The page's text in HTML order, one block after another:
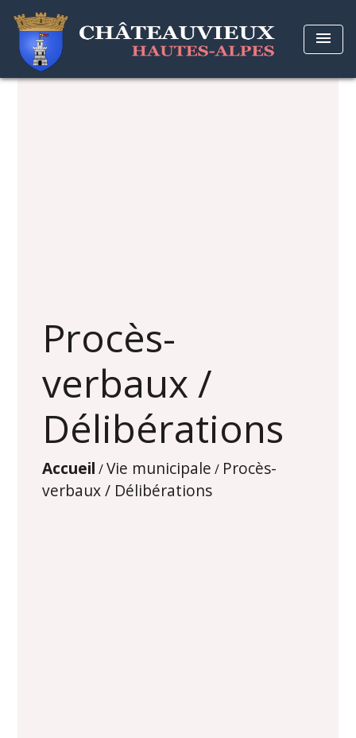
menu
Procès-
verbaux /
Délibérations
Accueil /Vie municipale / Procès-
verbaux / Délibérations